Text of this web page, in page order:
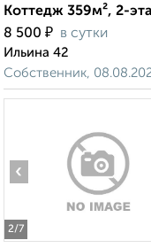
Коттедж 359м², 2-
8 500 ₽ в сутки
Ильина 42
Собственник,
2/7
‹